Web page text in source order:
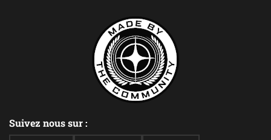
Suivez nous sur :